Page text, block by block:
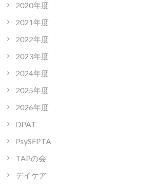
2020年度
2021年度
2022年度
2023年度
2024年度
2025年度
2026年度
DPAT
PsySEPTA
TAPの会
デイケア